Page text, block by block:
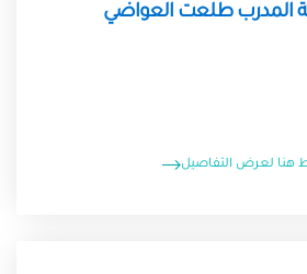
المدرب طلعت العواضي
هنا لعرض التفاصيل